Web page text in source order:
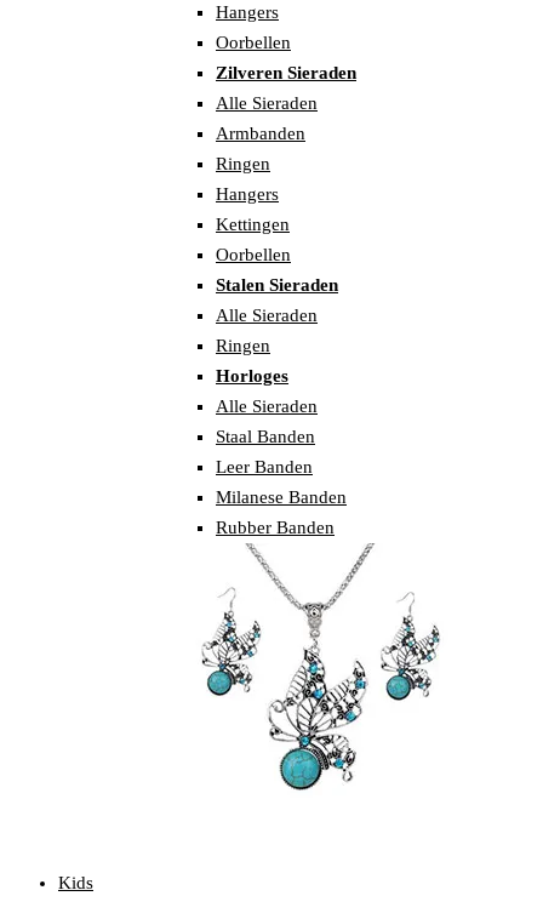
Hangers
Oorbellen
Zilveren Sieraden
Alle Sieraden
Armbanden
Ringen
Hangers
Kettingen
Oorbellen
Stalen Sieraden
Alle Sieraden
Ringen
Horloges
Alle Sieraden
Staal Banden
Leer Banden
Milanese Banden
Rubber Banden
Kids